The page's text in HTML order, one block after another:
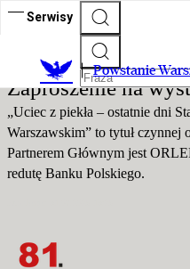
Serwisy
Powstanie
Powstanie Warszawskie
Zaproszenie na
„Uciec z piekła – ostatnie dni
Warszawskim” to tytuł czynnej
Partnerem Głównym jest
redutę Banku Polskiego.